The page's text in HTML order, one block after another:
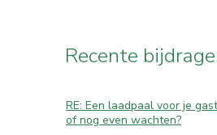
Recente
RE: Een laadpaal voor je
of nog even wachten?